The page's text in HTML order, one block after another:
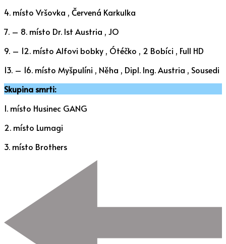
4. místo Vršovka , Červená Karkulka
7. – 8. místo Dr. Ist Austria , JO
9. – 12. místo Alfovi bobky , Ótéčko , 2 Bobíci , Full HD
13. – 16. místo Myšpulíni , Něha , Dipl. Ing. Austria , Sousedi
Skupina smrti:
1. místo Husinec GANG
2. místo Lumagi
3. místo Brothers